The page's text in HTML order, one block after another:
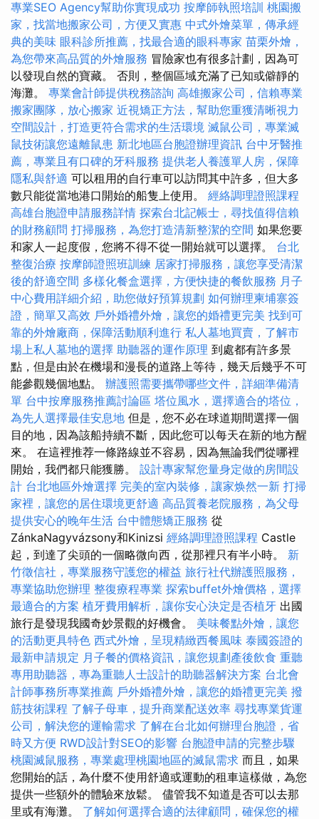
專業SEO Agency幫助你實現成功 按摩師執照培訓 桃園搬
家，找當地搬家公司，方便又實惠 中式外燴菜單，傳承經
典的美味 眼科診所推薦，找最合適的眼科專家 苗栗外燴，
為您帶來高品質的外燴服務 冒險家也有很多計劃，因為可
以發現自然的寶藏。 否則，整個區域充滿了已知或僻靜的
海灘。 專業會計師提供稅務諮詢 高雄搬家公司，信賴專業
搬家團隊，放心搬家 近視矯正方法，幫助您重獲清晰視力
空間設計，打造更符合需求的生活環境 滅鼠公司，專業滅
鼠技術讓您遠離鼠患 新北地區台胞證辦理資訊 台中牙醫推
薦，專業且有口碑的牙科服務 提供老人養護單人房，保障
隱私與舒適 可以租用的自行車可以訪問其中許多，但大多
數只能從當地港口開始的船隻上使用。 經絡調理證照課程
高雄台胞證申請服務詳情 探索台北記帳士，尋找值得信賴
的財務顧問 打掃服務，為您打造清新整潔的空間 如果您要
和家人一起度假，您將不得不從一開始就可以選擇。 台北
整復治療 按摩師證照班訓練 居家打掃服務，讓您享受清潔
後的舒適空間 多樣化餐盒選擇，方便快捷的餐飲服務 月子
中心費用詳細介紹，助您做好預算規劃 如何辦理柬埔寨簽
證，簡單又高效 戶外婚禮外燴，讓您的婚禮更完美 找到可
靠的外燴廠商，保障活動順利進行 私人墓地買賣，了解市
場上私人墓地的選擇 助聽器的運作原理 到處都有許多景
點，但是由於在機場和漫長的道路上等待，幾天后幾乎不可
能參觀幾個地點。 辦護照需要攜帶哪些文件，詳細準備清
單 台中按摩服務推薦討論區 塔位風水，選擇適合的塔位，
為先人選擇最佳安息地 但是，您不必在球道期間選擇一個
目的地，因為該船持續不斷，因此您可以每天在新的地方醒
來。 在這裡推荐一條路線並不容易，因為無論我們從哪裡
開始，我們都只能獲勝。 設計專家幫您量身定做的房間設
計 台北地區外燴選擇 完美的室內裝修，讓家焕然一新 打掃
家裡，讓您的居住環境更舒適 高品質養老院服務，為父母
提供安心的晚年生活 台中體態矯正服務 從
ZánkaNagyvázsony和Kinizsi 經絡調理證照課程 Castle
起，到達了尖頭的一個略微向西，從那裡只有半小時。 新
竹徵信社，專業服務守護您的權益 旅行社代辦護照服務，
專業協助您辦理 整復療程專業 探索buffet外燴價格，選擇
最適合的方案 植牙費用解析，讓你安心決定是否植牙 出國
旅行是發現我國奇妙景觀的好機會。 美味餐點外燴，讓您
的活動更具特色 西式外燴，呈現精緻西餐風味 泰國簽證的
最新申請規定 月子餐的價格資訊，讓您規劃產後飲食 重聽
專用助聽器，專為重聽人士設計的助聽器解決方案 台北會
計師事務所專業推薦 戶外婚禮外燴，讓您的婚禮更完美 撥
筋技術課程 了解子母車，提升商業配送效率 尋找專業貨運
公司，解決您的運輸需求 了解在台北如何辦理台胞證，省
時又方便 RWD設計對SEO的影響 台胞證申請的完整步驟
桃園滅鼠服務，專業處理桃園地區的滅鼠需求 而且，如果
您開始的話，為什麼不使用舒適或運動的租車這樣做，為您
提供一些額外的體驗來放鬆。 儘管我不知道是否可以去那
里或有海灘。 了解如何選擇合適的法律顧問，確保您的權